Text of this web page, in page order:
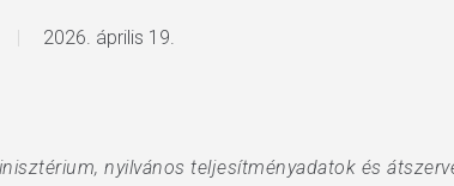
2026. április 19.
nyilvános teljesítményadatok és